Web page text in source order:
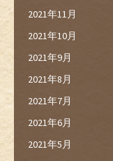
2021年11月
2021年10月
2021年9月
2021年8月
2021年7月
2021年6月
2021年5月